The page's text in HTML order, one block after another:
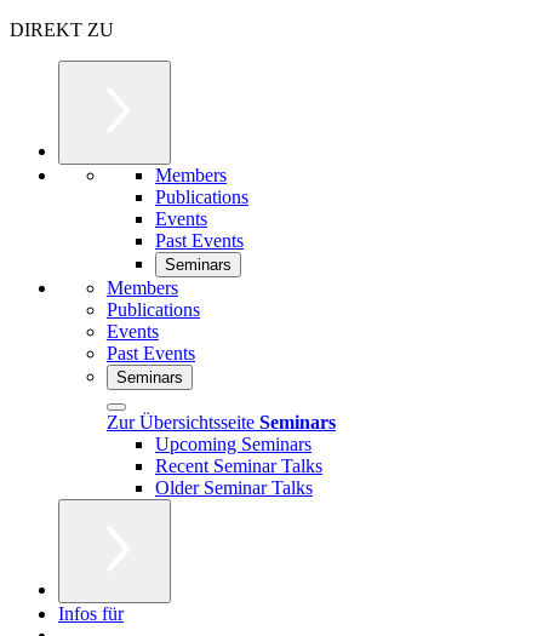
DIREKT ZU
Members
Publications
Events
Past Events
Seminars
Members
Publications
Events
Past Events
Seminars
Zur Übersichtsseite Seminars
Upcoming Seminars
Recent Seminar Talks
Older Seminar Talks
Infos für